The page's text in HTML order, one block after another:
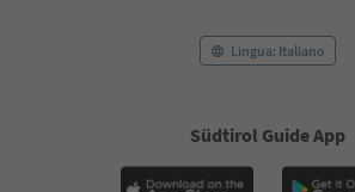
Lingua: Italiano
Südtirol Guide App